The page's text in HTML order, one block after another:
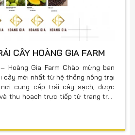
CÂY HOÀNG GIA FARM
Hoàng Gia Farm Chào mừng bạn
cây mới nhất từ hệ thống nông trại
nơi cung cấp trái cây sạch, được
thu hoạch trực tiếp từ trang trại.
mùa vụ và tiêu chuẩn đóng